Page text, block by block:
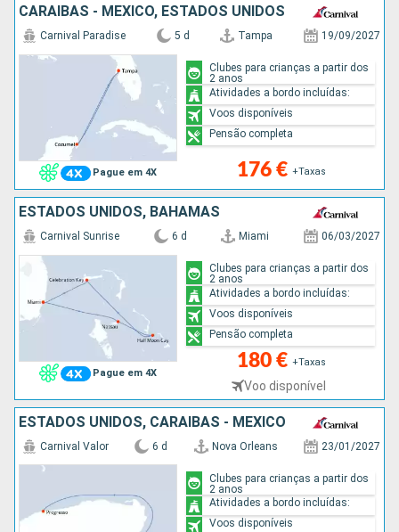
CARAIBAS - MEXICO, ESTADOS UNIDOS
Pague em 4X
Carnival Paradise 5 d Tampa 19/09/2027
176 € +Taxas
Clubes para crianças a partir dos
2 anos
Atividades a bordo incluídas:
Voos disponíveis
Pensão completa
ESTADOS UNIDOS, BAHAMAS
Pague em 4X
Carnival Sunrise 6 d Miami 06/03/2027
180 € +Taxas
Voo disponível
Clubes para crianças a partir dos
2 anos
Atividades a bordo incluídas:
Voos disponíveis
Pensão completa
ESTADOS UNIDOS, CARAIBAS - MEXICO
Carnival Valor 6 d Nova Orleans 23/01/2027
Clubes para crianças a partir dos
2 anos
Atividades a bordo incluídas:
Voos disponíveis